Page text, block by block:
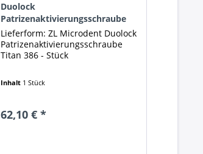
Duolock
Patrizenaktivierungsschraube
Titan 386
Lieferform: ZL Microdent Duolock
Patrizenaktivierungsschraube
Titan 386 - Stück
Inhalt 1 Stück
62,10 € *